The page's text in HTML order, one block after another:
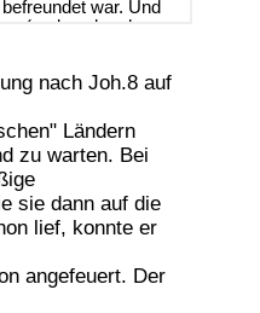
nach Joh.8 auf
Ländern
zu warten. Bei
sie dann auf die
lief, konnte er
angefeuert. Der